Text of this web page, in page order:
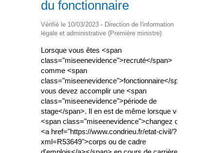
du fonctionnaire
Vérifié le 10/03/2023 - Direction de l'information
légale et administrative (Première ministre)
Lorsque vous êtes <span
class="miseenevidence">recruté</span>
comme <span
class="miseenevidence">fonctionnaire</span>,
vous devez accomplir une <span
class="miseenevidence">période de
stage</span>. Il en est de même lorsque vous
<span class="miseenevidence">changez de
<a href="https://www.condrieu.fr/etat-civil/?
xml=R53649">corps ou de cadre